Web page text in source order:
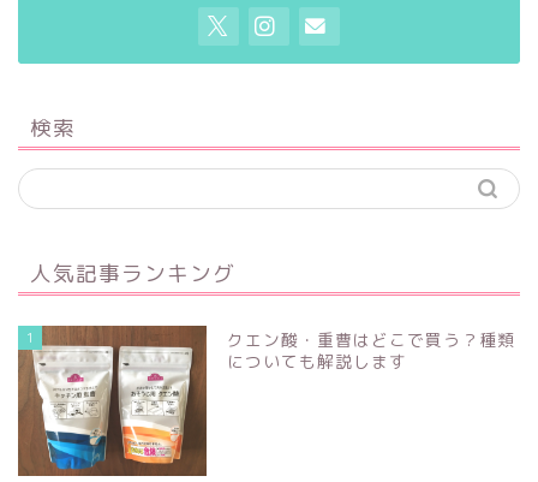
検索
人気記事ランキング
1
クエン酸・重曹はどこで買う？種類
についても解説します